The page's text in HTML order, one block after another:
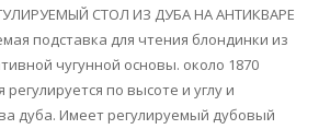
СТОЛ ИЗ ДУБА НА АНТИКВАРЕ
подставка для чтения блондинки из
чугунной основы. около 1870
по высоте и углу и
дуба. Имеет регулируемый дубовый